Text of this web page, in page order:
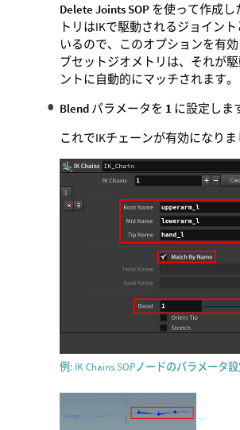
Delete Joints SOP を使って作成し
トリはIKで駆動されるジョイン
いるので、このオプションを有
ブセットジオメトリは、それが
ントに自動的にマッチされます。
Blend パラメータを 1 に設定しま
これでIKチェーンが有効になりま
例: IK Chains SOPノードのパラメータ